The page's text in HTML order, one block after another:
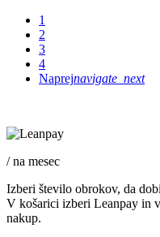
1
2
3
4
Naprejnavigate_next
/ na mesec
Izberi število obrokov, da
V košarici izberi Leanpay in
nakup.